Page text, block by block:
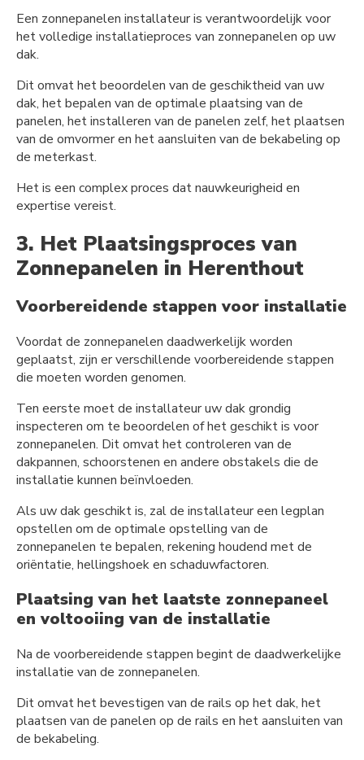
Een zonnepanelen installateur is verantwoordelijk voor
het volledige installatieproces van zonnepanelen op uw
dak.
Dit omvat het beoordelen van de geschiktheid van uw
dak, het bepalen van de optimale plaatsing van de
panelen, het installeren van de panelen zelf, het plaatsen
van de omvormer en het aansluiten van de bekabeling op
de meterkast.
Het is een complex proces dat nauwkeurigheid en
expertise vereist.
3. Het Plaatsingsproces van
Zonnepanelen in Herenthout
Voorbereidende stappen voor installatie
Voordat de zonnepanelen daadwerkelijk worden
geplaatst, zijn er verschillende voorbereidende stappen
die moeten worden genomen.
Ten eerste moet de installateur uw dak grondig
inspecteren om te beoordelen of het geschikt is voor
zonnepanelen. Dit omvat het controleren van de
dakpannen, schoorstenen en andere obstakels die de
installatie kunnen beïnvloeden.
Als uw dak geschikt is, zal de installateur een legplan
opstellen om de optimale opstelling van de
zonnepanelen te bepalen, rekening houdend met de
oriëntatie, hellingshoek en schaduwfactoren.
Plaatsing van het laatste zonnepaneel
en voltooiing van de installatie
Na de voorbereidende stappen begint de daadwerkelijke
installatie van de zonnepanelen.
Dit omvat het bevestigen van de rails op het dak, het
plaatsen van de panelen op de rails en het aansluiten van
de bekabeling.